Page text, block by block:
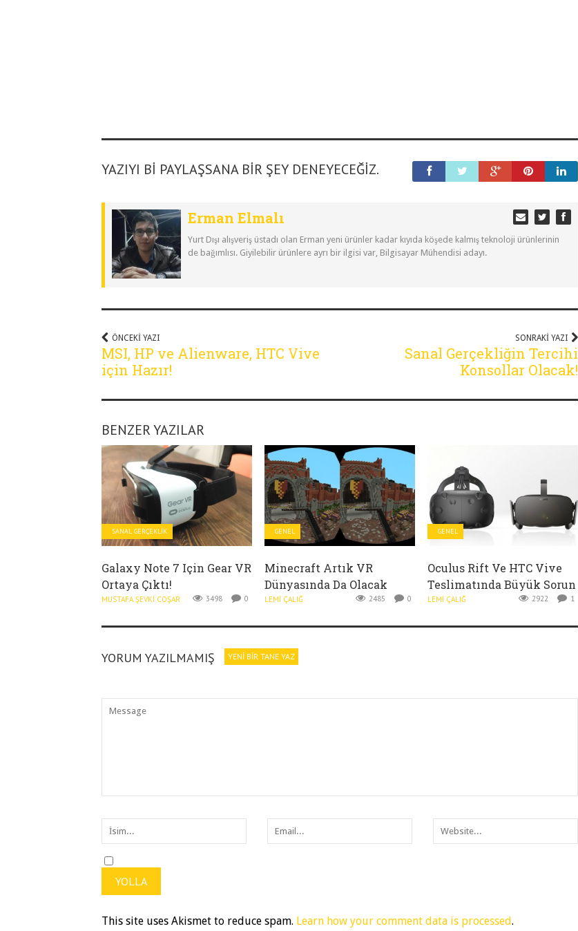
YAZIYI BI PAYLAŞSANA BIR ŞEY DENEYECEĞIZ.
Erman Elmalı
Yurt Dışı alışveriş üstadı olan Erman yeni ürünler kadar kıyıda köşede kalmış teknoloji ürünlerinin
de bağımlısı. Giyilebilir ürünlere ayrı bir ilgisi var, Bilgisayar Mühendisi adayı.
ÖNCEKI YAZI
MSI, HP ve Alienware, HTC Vive
için Hazır!
SONRAKI YAZI
Sanal Gerçekliğin Tercihi
Konsollar Olacak!
BENZER YAZILAR
SANAL GERÇEKLIK
Galaxy Note 7 Için Gear VR
Ortaya Çıktı!
MUSTAFA ŞEVKI COŞAR 3498 0
GENEL
Minecraft Artık VR
Dünyasında Da Olacak
LEMI ÇALIĞ 2485 0
GENEL
Oculus Rift Ve HTC Vive
Teslimatında Büyük Sorun
LEMI ÇALIĞ 2922 1
YORUM YAZILMAMIŞ YENI BIR TANE YAZ
This site uses Akismet to reduce spam. Learn how your comment data is processed.